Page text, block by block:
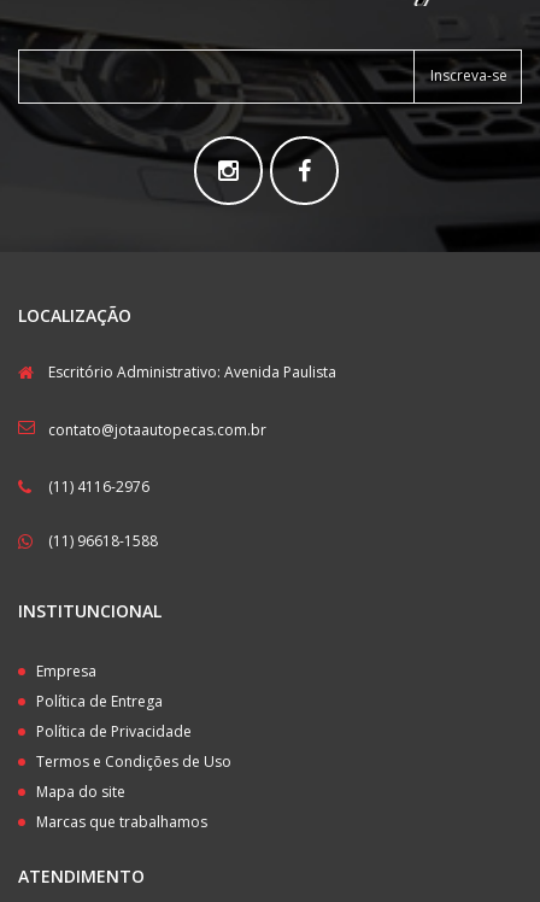
Inscreva-se
LOCALIZAÇÃO
Escritório Administrativo: Avenida Paulista
contato@jotaautopecas.com.br
(11) 4116-2976
(11) 96618-1588
INSTITUNCIONAL
Empresa
Política de Entrega
Política de Privacidade
Termos e Condições de Uso
Mapa do site
Marcas que trabalhamos
ATENDIMENTO